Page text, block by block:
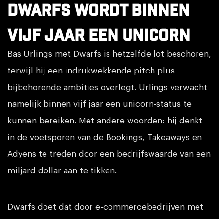
Dwarfs wordt binnen
vijf jaar een Unicorn
Bas Urlings met Dwarfs is hetzelfde lot beschoren,
terwijl hij een indrukwekkende pitch plus
bijbehorende ambities overlegt. Urlings verwacht
namelijk binnen vijf jaar een unicorn-status te
kunnen bereiken. Met andere woorden: hij denkt
in de voetsporen van de Bookings, Takeaways en
Adyens te treden door een bedrijfswaarde van een
miljard dollar aan te tikken.
Dwarfs doet dat door e-commercebedrijven met